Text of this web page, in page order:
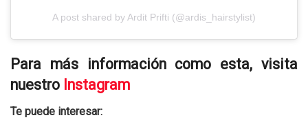
A post shared by Ardit Prifti (@ardis_hairstylist)
Para más información como esta, visita
nuestro Instagram
Te puede interesar: